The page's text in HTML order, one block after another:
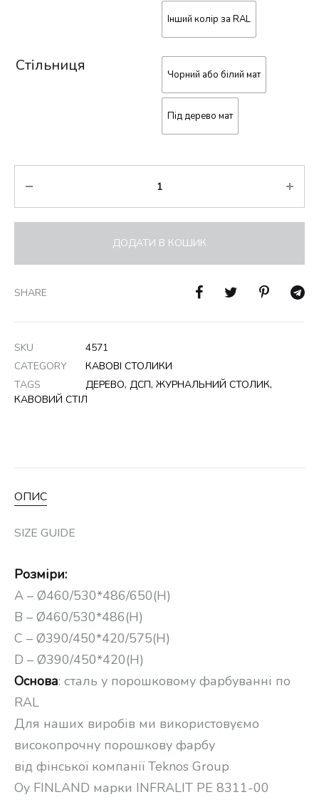
Інший колір за RAL
Стільниця Чорний або білий мат
Під дерево мат
ДОДАТИ В КОШИК
SHARE
SKU
4571
CATEGORY
КАВОВІ СТОЛИКИ
TAGS
ДЕРЕВО, ДСП, ЖУРНАЛЬНИЙ СТОЛИК,
КАВОВИЙ СТІЛ
ОПИС
SIZE GUIDE
Розміри:
A – Ø460/530*486/650(Н)
B – Ø460/530*486(Н)
C – Ø390/450*420/575(Н)
D – Ø390/450*420(Н)
Основа: сталь у порошковому фарбуванні по
RAL
Для наших виробів ми використовуємо
високопрочну порошкову фарбу
від фінської компанії Teknos Group
Oy FINLAND марки INFRALIT PE 8311-00